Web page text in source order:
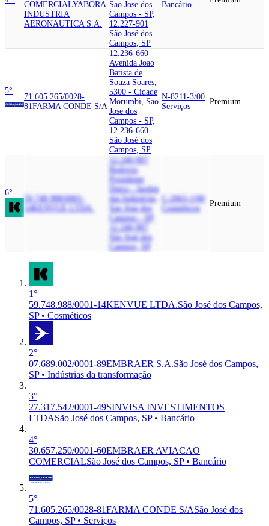
COMERCIALYABORA
INDUSTRIA
AERONAUTICA S.A.
Sao Jose dos
Campos - SP,
12.227-901
São José dos
Campos, SP
Bancário
5°
71.605.265/0028-
81FARMA CONDE S/A
12.236-660
Avenida Joao
Batista de
Souza Soares,
5300 - Cidade
Morumbi, Sao
Jose dos
Campos - SP,
12.236-660
São José dos
Campos, SP
N-8211-3/00
Serviços
Premium
6°
59.748.988/0001-
14KENVUE LTDA.
12.240-907
Rodovia
Presidente
Dutra - Jardim
das Industrias,
Sao Jose dos
Campos - SP,
12.240-907
São José dos
Campos, SP
C-2063-1/00
Cosméticos
Premium
1°
59.748.988/0001-14KENVUE LTDA.São José dos Campos,
SP • Cosméticos
2°
07.689.002/0001-89EMBRAER S.A.São José dos Campos,
SP • Indústrias da transformação
3°
27.317.542/0001-49SINVISA INVESTIMENTOS
LTDASão José dos Campos, SP • Bancário
4°
30.657.250/0001-60EMBRAER AVIACAO
COMERCIALSão José dos Campos, SP • Bancário
5°
71.605.265/0028-81FARMA CONDE S/ASão José dos
Campos, SP • Serviços